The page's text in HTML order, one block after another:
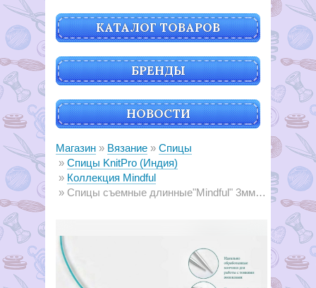
КАТАЛОГ ТОВАРОВ
БРЕНДЫ
НОВОСТИ
Магазин Вязание
Спицы
Спицы KnitPro (Индия)
Коллекция Mindful
Спицы съемные длинные"Mindful" 3мм/13см